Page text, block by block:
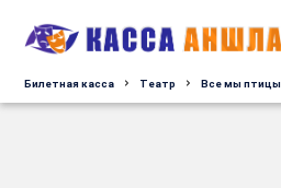
Билетная касса Tеатр Все мы птицы